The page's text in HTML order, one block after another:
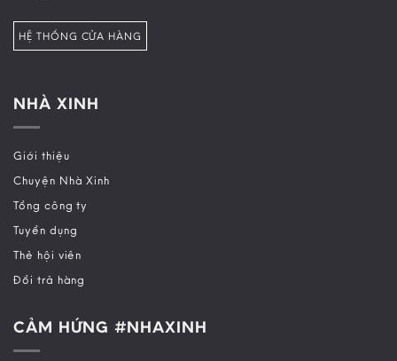
HỆ THỐNG CỬA HÀNG
NHÀ XINH
Giới thiệu
Chuyện Nhà Xinh
Tổng công ty
Tuyển dụng
Thẻ hội viên
Đổi trả hàng
CẢM HỨNG #NHAXINH